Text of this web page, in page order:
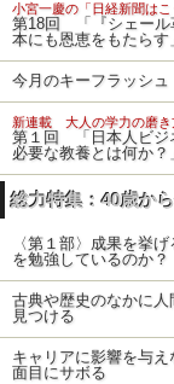
小宮一慶の「日経新聞はこ
第18回 「『シェール
本にも恩恵をもたらす
今月のキーフラッシュ
新連載 大人の学力の磨き
第１回 「日本人ビジ
必要な教養とは何か？
総力特集：40歳か
〈第１部〉成果を挙
を勉強しているのか？
古典や歴史のなかに人
見つける
キャリアに影響を与え
面目にサボる